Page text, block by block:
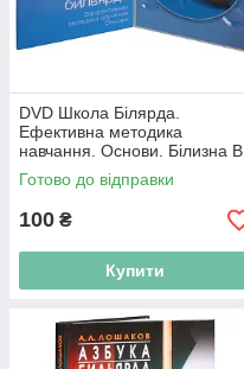
DVD Школа Білярда.
Ефективна методика
навчання. Основи. Білизна В.
Готово до відправки
100 ₴
Купити